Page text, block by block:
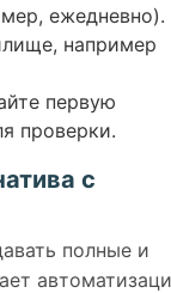
ежедневно).
например
первую
проверки.
с
полные и